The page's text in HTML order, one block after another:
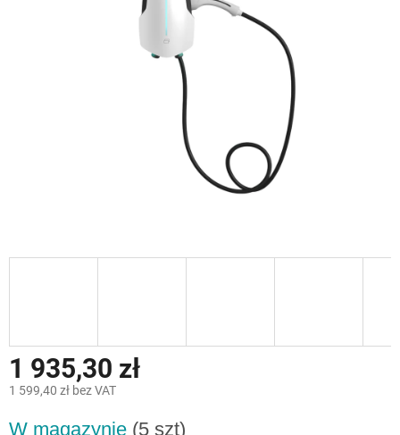
1 935,30 zł
1 599,40 zł bez VAT
W magazynie (5 szt)